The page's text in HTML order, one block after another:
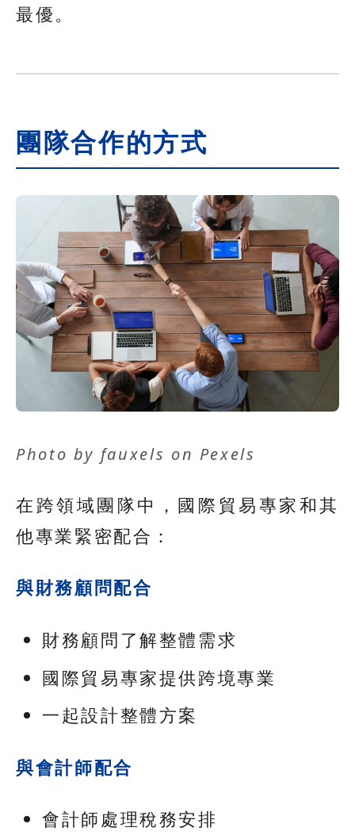
最優。
團隊合作的方式
Photo by fauxels on Pexels
在跨領域團隊中，國際貿易專家和其
他專業緊密配合：
與財務顧問配合
財務顧問了解整體需求
國際貿易專家提供跨境專業
一起設計整體方案
與會計師配合
會計師處理稅務安排